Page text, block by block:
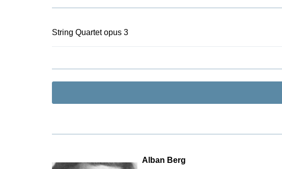
String Quartet opus 3
Alban Berg